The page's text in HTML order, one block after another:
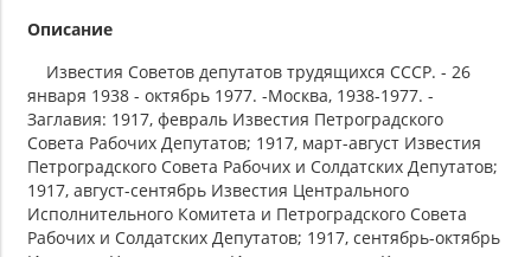
Описание
Известия Советов депутатов трудящихся СССР. - 26
января 1938 - октябрь 1977. -Москва, 1938-1977. -
Заглавия: 1917, февраль Известия Петроградского
Совета Рабочих Депутатов; 1917, март-август Известия
Петроградского Совета Рабочих и Солдатских Депутатов;
1917, август-сентябрь Известия Центрального
Исполнительного Комитета и Петроградского Совета
Рабочих и Солдатских Депутатов; 1917, сентябрь-октябрь